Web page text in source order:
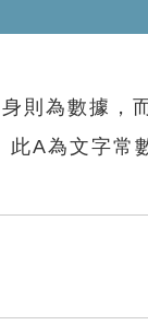
則為數據，
A為文字